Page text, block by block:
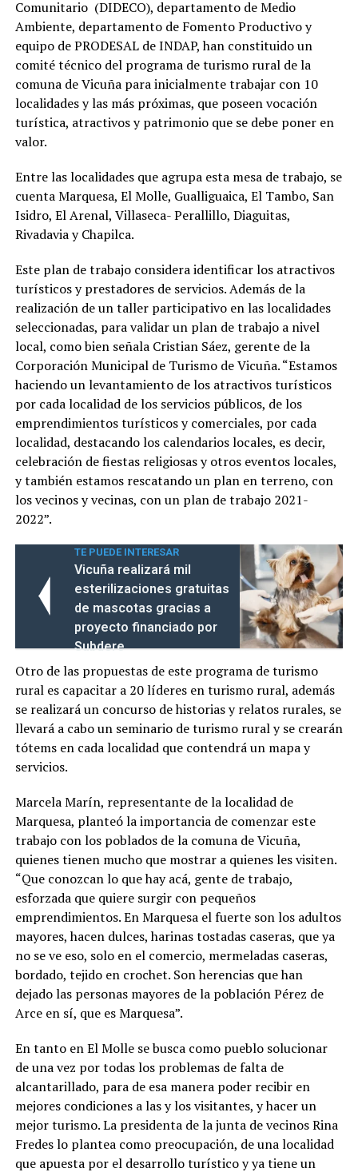
Comunitario (DIDECO), departamento de Medio
Ambiente, departamento de Fomento Productivo y
equipo de PRODESAL de INDAP, han constituido un
comité técnico del programa de turismo rural de la
comuna de Vicuña para inicialmente trabajar con 10
localidades y las más próximas, que poseen vocación
turística, atractivos y patrimonio que se debe poner en
valor.
Entre las localidades que agrupa esta mesa de trabajo, se
cuenta Marquesa, El Molle, Gualliguaica, El Tambo, San
Isidro, El Arenal, Villaseca- Perallillo, Diaguitas,
Rivadavia y Chapilca.
Este plan de trabajo considera identificar los atractivos
turísticos y prestadores de servicios. Además de la
realización de un taller participativo en las localidades
seleccionadas, para validar un plan de trabajo a nivel
local, como bien señala Cristian Sáez, gerente de la
Corporación Municipal de Turismo de Vicuña. “Estamos
haciendo un levantamiento de los atractivos turísticos
por cada localidad de los servicios públicos, de los
emprendimientos turísticos y comerciales, por cada
localidad, destacando los calendarios locales, es decir,
celebración de fiestas religiosas y otros eventos locales,
y también estamos rescatando un plan en terreno, con
los vecinos y vecinas, con un plan de trabajo 2021-
2022”.
TE PUEDE INTERESAR
Vicuña realizará mil
esterilizaciones gratuitas
de mascotas gracias a
proyecto financiado por
Subdere
Otro de las propuestas de este programa de turismo
rural es capacitar a 20 líderes en turismo rural, además
se realizará un concurso de historias y relatos rurales, se
llevará a cabo un seminario de turismo rural y se crearán
tótems en cada localidad que contendrá un mapa y
servicios.
Marcela Marín, representante de la localidad de
Marquesa, planteó la importancia de comenzar este
trabajo con los poblados de la comuna de Vicuña,
quienes tienen mucho que mostrar a quienes les visiten.
“Que conozcan lo que hay acá, gente de trabajo,
esforzada que quiere surgir con pequeños
emprendimientos. En Marquesa el fuerte son los adultos
mayores, hacen dulces, harinas tostadas caseras, que ya
no se ve eso, solo en el comercio, mermeladas caseras,
bordado, tejido en crochet. Son herencias que han
dejado las personas mayores de la población Pérez de
Arce en sí, que es Marquesa”.
En tanto en El Molle se busca como pueblo solucionar
de una vez por todas los problemas de falta de
alcantarillado, para de esa manera poder recibir en
mejores condiciones a las y los visitantes, y hacer un
mejor turismo. La presidenta de la junta de vecinos Rina
Fredes lo plantea como preocupación, de una localidad
que apuesta por el desarrollo turístico y ya tiene un